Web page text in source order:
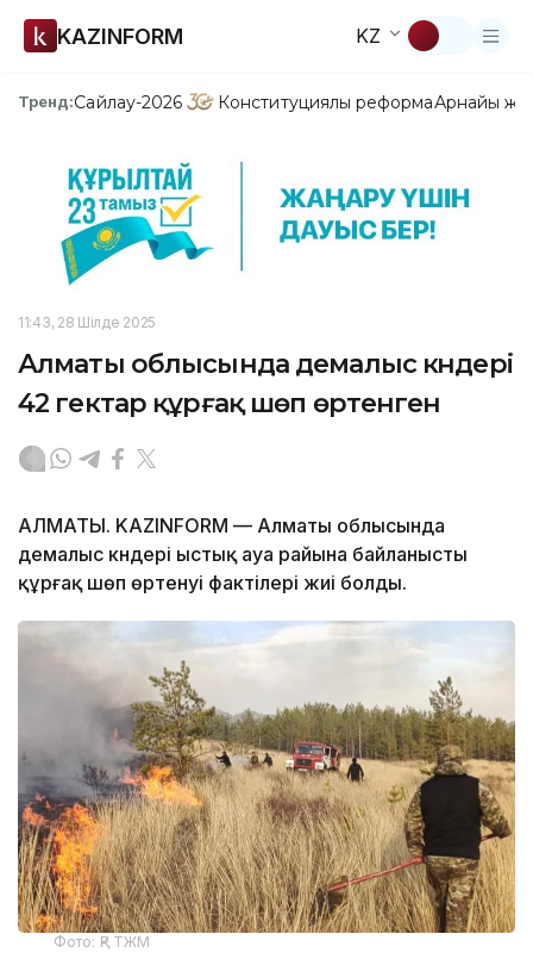
KAZINFORM KZ
Тренд:Сайлау-2026 Конституциялық реформаАрнайы
11:43, 28 Шілде 2025
Алматы облысында демалыс күндері
42 гектар құрғақ шөп өртенген
АЛМАТЫ. KAZINFORM — Алматы облысында
демалыс күндері ыстық ауа райына байланысты
құрғақ шөп өртенуі фактілері жиі болды.
Фото: ҚР ТЖМ